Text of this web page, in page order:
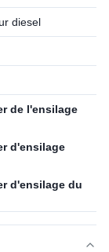
diesel
de l'ensilage
d'ensilage
d'ensilage du